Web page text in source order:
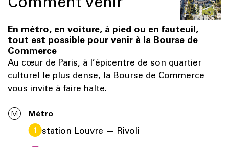
En métro, en voiture, à pied ou en fauteuil,
tout est possible pour venir à la Bourse de
Commerce
Au cœur de Paris, à l’épicentre de son quartier
culturel le plus dense, la Bourse de Commerce
vous invite à faire halte.
Métro
station Louvre — Rivoli